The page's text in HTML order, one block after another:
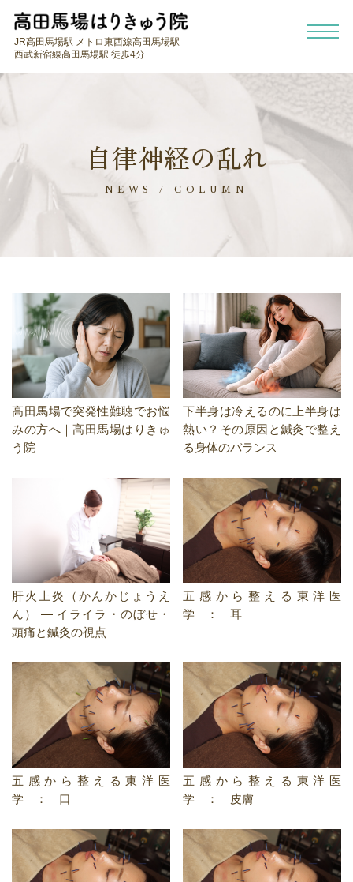
JR高田馬場駅 メトロ東西線高田馬場駅
西武新宿線高田馬場駅 徒歩4分
自律神経の乱れ
NEWS / COLUMN
高田馬場で突発性難聴でお悩
みの方へ｜高田馬場はりきゅ
う院
下半身は冷えるのに上半身は
熱い？その原因と鍼灸で整え
る身体のバランス
肝火上炎（かんかじょうえ
ん） ― イライラ・のぼせ・
頭痛と鍼灸の視点
五感から整える東洋医
学 ： 耳
五感から整える東洋医
学 ： 口
五感から整える東洋医
学 ： 皮膚